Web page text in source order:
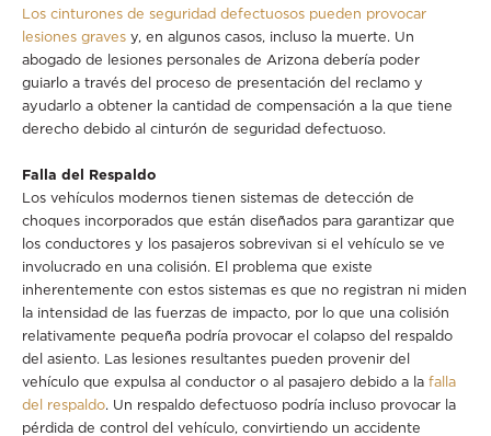
Los cinturones de seguridad defectuosos pueden provocar
lesiones graves y, en algunos casos, incluso la muerte. Un
abogado de lesiones personales de Arizona debería poder
guiarlo a través del proceso de presentación del reclamo y
ayudarlo a obtener la cantidad de compensación a la que tiene
derecho debido al cinturón de seguridad defectuoso.
Falla del Respaldo
Los vehículos modernos tienen sistemas de detección de
choques incorporados que están diseñados para garantizar que
los conductores y los pasajeros sobrevivan si el vehículo se ve
involucrado en una colisión. El problema que existe
inherentemente con estos sistemas es que no registran ni miden
la intensidad de las fuerzas de impacto, por lo que una colisión
relativamente pequeña podría provocar el colapso del respaldo
del asiento. Las lesiones resultantes pueden provenir del
vehículo que expulsa al conductor o al pasajero debido a la falla
del respaldo . Un respaldo defectuoso podría incluso provocar la
pérdida de control del vehículo, convirtiendo un accidente